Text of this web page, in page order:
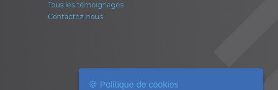
Tous les témoignages
Contactez-nous
🍪 Politique de cookies